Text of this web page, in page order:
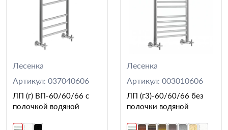
Лесенка
Артикул: 037040606
ЛП (г) ВП-60/60/66 с
полочкой водяной
Лесенка
Артикул: 003010606
ЛП (г3)-60/60/66 без
полочки водяной